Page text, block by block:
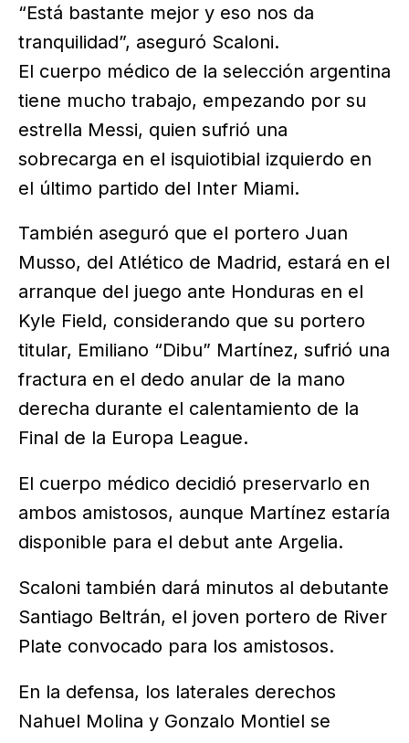
“Está bastante mejor y eso nos da
tranquilidad”, aseguró Scaloni.
El cuerpo médico de la selección argentina
tiene mucho trabajo, empezando por su
estrella Messi, quien sufrió una
sobrecarga en el isquiotibial izquierdo en
el último partido del Inter Miami.
También aseguró que el portero Juan
Musso, del Atlético de Madrid, estará en el
arranque del juego ante Honduras en el
Kyle Field, considerando que su portero
titular, Emiliano “Dibu” Martínez, sufrió una
fractura en el dedo anular de la mano
derecha durante el calentamiento de la
Final de la Europa League.
El cuerpo médico decidió preservarlo en
ambos amistosos, aunque Martínez estaría
disponible para el debut ante Argelia.
Scaloni también dará minutos al debutante
Santiago Beltrán, el joven portero de River
Plate convocado para los amistosos.
En la defensa, los laterales derechos
Nahuel Molina y Gonzalo Montiel se